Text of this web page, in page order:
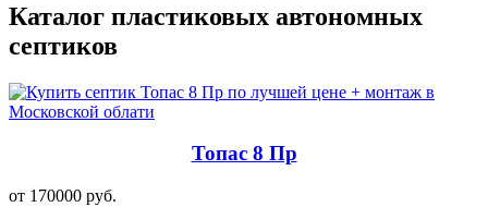
Каталог пластиковых автономных
септиков
Топас 8 Пр
от 170000 руб.